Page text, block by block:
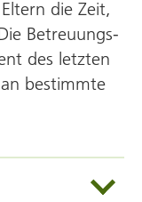
die Zeit,
Betreuungs­
des letzten
bestimmte